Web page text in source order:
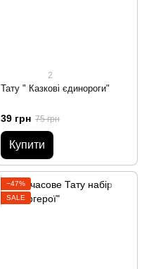
2
Тату " Казкові єдинороги"
39 грн 75 грн
Купити
−47%
SALE